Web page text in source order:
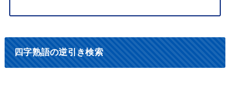
四字熟語の逆引き検索